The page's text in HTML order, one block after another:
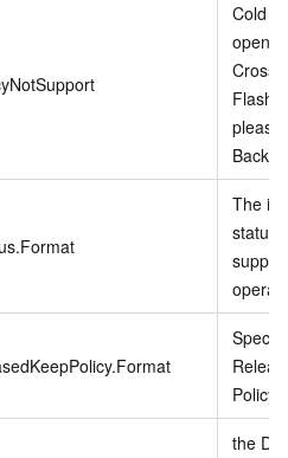
Cold
open
Flash
please
The
status
Policy
the